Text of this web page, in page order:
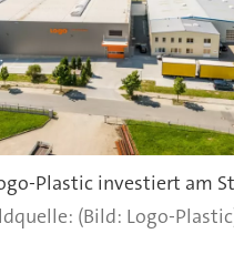
Plastic investiert am
(Bild: Logo-